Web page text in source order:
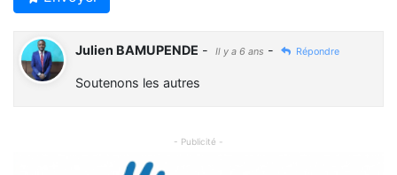
Julien BAMUPENDE - Il y a 6 ans - Répondre
Soutenons les autres
- Publicité -